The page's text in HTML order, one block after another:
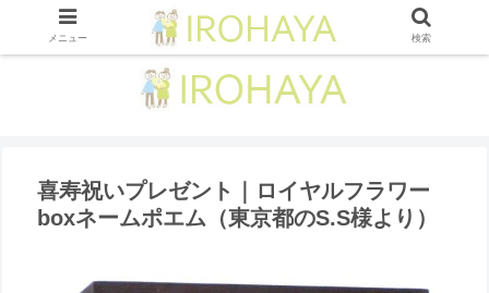
喜寿祝いプレゼント｜ロイヤルフラワー
boxネームポエム（東京都のS.S様より ）
メニュー 検索